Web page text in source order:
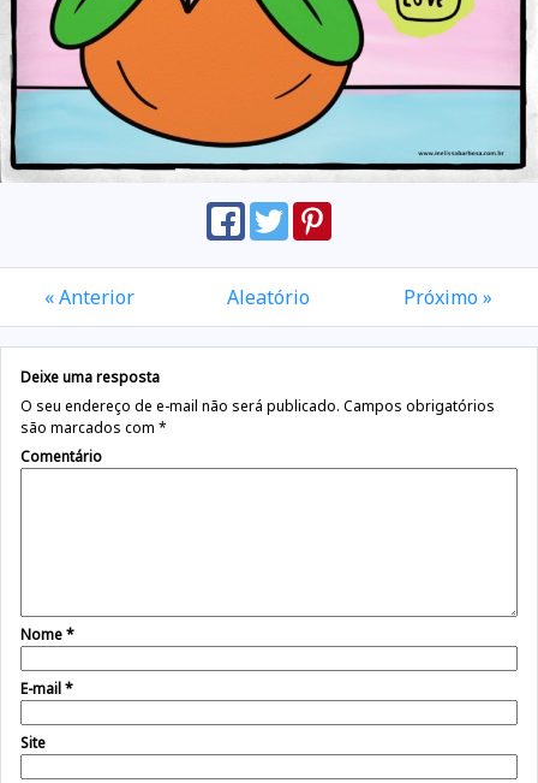
« Anterior Aleatório Próximo »
Deixe uma resposta
O seu endereço de e-mail não será publicado. Campos obrigatórios
são marcados com *
Comentário
Nome*
E-mail*
Site